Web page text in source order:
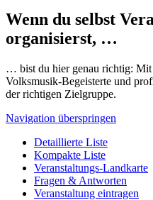
Wenn du selbst
organisierst, …
… bist du hier genau richtig: Mit
Volksmusik-Begeisterte und
der richtigen Zielgruppe.
Navigation überspringen
Detaillierte Liste
Kompakte Liste
Veranstaltungs-Landkarte
Fragen & Antworten
Veranstaltung eintragen